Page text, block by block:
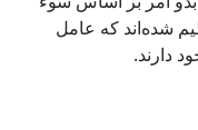
شده‌اند که عامل
دارند.